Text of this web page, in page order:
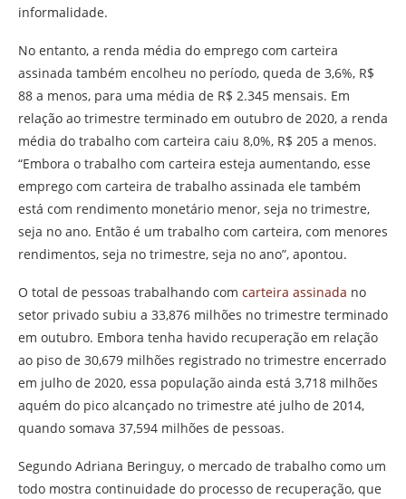
informalidade.
No entanto, a renda média do emprego com carteira
assinada também encolheu no período, queda de 3,6%, R$
88 a menos, para uma média de R$ 2.345 mensais. Em
relação ao trimestre terminado em outubro de 2020, a renda
média do trabalho com carteira caiu 8,0%, R$ 205 a menos.
“Embora o trabalho com carteira esteja aumentando, esse
emprego com carteira de trabalho assinada ele também
está com rendimento monetário menor, seja no trimestre,
seja no ano. Então é um trabalho com carteira, com menores
rendimentos, seja no trimestre, seja no ano”, apontou.
O total de pessoas trabalhando com carteira assinada no
setor privado subiu a 33,876 milhões no trimestre terminado
em outubro. Embora tenha havido recuperação em relação
ao piso de 30,679 milhões registrado no trimestre encerrado
em julho de 2020, essa população ainda está 3,718 milhões
aquém do pico alcançado no trimestre até julho de 2014,
quando somava 37,594 milhões de pessoas.
Segundo Adriana Beringuy, o mercado de trabalho como um
todo mostra continuidade do processo de recuperação, que